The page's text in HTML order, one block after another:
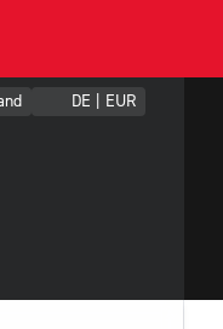
DE | EUR